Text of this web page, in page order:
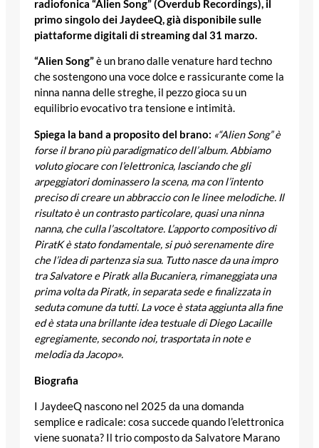
radiofonica “Alien Song” (Overdub Recordings), il
primo singolo dei JaydeeQ, già disponibile sulle
piattaforme digitali di streaming dal 31 marzo.
“Alien Song”è un brano dalle venature hard techno
che sostengono una voce dolce e rassicurante come la
ninna nanna delle streghe, il pezzo gioca su un
equilibrio evocativo tra tensione e intimità.
Spiega la band a proposito del brano: «“Alien Song” è
forse il brano più paradigmatico dell’album. Abbiamo
voluto giocare con l’elettronica, lasciando che gli
arpeggiatori dominassero la scena, ma con l’intento
preciso di creare un abbraccio con le linee melodiche. Il
risultato è un contrasto particolare, quasi una ninna
nanna, che culla l’ascoltatore. L’apporto compositivo di
PiratK è stato fondamentale, si può serenamente dire
che l’idea di partenza sia sua. Tutto nasce da una impro
tra Salvatore e Piratk alla Bucaniera, rimaneggiata una
prima volta da Piratk, in separata sede e finalizzata in
seduta comune da tutti. La voce è stata aggiunta alla fine
ed è stata una brillante idea testuale di Diego Lacaille
egregiamente, secondo noi, trasportata in note e
melodia da Jacopo».
Biografia
I JaydeeQ nascono nel 2025 da una domanda
semplice e radicale: cosa succede quando l’elettronica
viene suonata? Il trio composto da Salvatore Marano